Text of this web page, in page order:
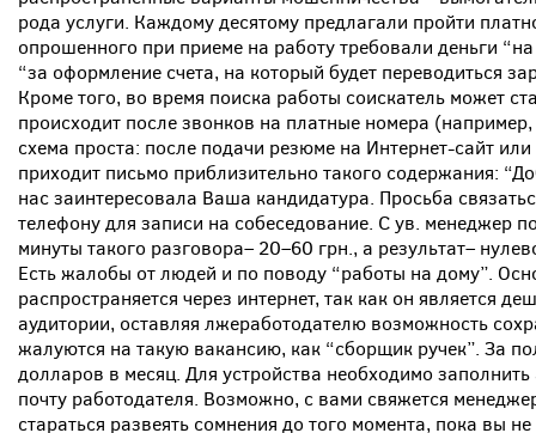
рода услуги. Каждому десятому предлагали пройти
опрошенного при приеме на работу требовали деньги
“за оформление счета, на который будет переводиться
Кроме того, во время поиска работы соискатель может
происходит после звонков на платные номера
схема проста: после подачи резюме на Интернет-сайт
приходит письмо приблизительно такого содержания:
нас заинтересовала Ваша кандидатура. Просьба
телефону для записи на собеседование. С ув. менеджер
минуты такого разговора– 20–60 грн., а результат–
Есть жалобы от людей и по поводу “работы на дому”.
распространяется через интернет, так как он является
аудитории, оставляя лжеработодателю возможность
жалуются на такую вакансию, как “сборщик ручек”. За
долларов в месяц. Для устройства необходимо
почту работодателя. Возможно, с вами свяжется
стараться развеять сомнения до того момента, пока вы